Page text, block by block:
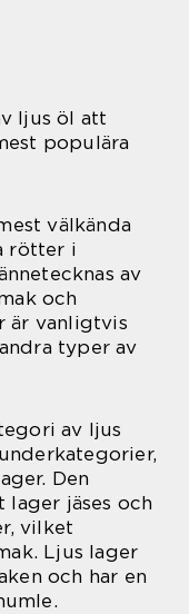
ljus öl att
populära
välkända
rötter i
av
och
är vanligtvis
typer av
av ljus
Den
lager jäses och
vilket
Ljus lager
och har en